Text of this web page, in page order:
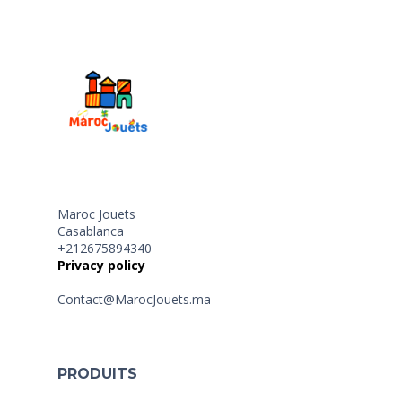
Maroc Jouets
Casablanca
+212675894340
Privacy policy
Contact@MarocJouets.ma
PRODUITS